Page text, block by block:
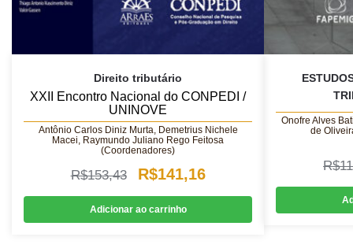
Direito tributário
XXII Encontro Nacional do CONPEDI /
UNINOVE
Antônio Carlos Diniz Murta, Demetrius Nichele
Macei, Raymundo Juliano Rego Feitosa
(Coordenadores)
R$153,43
O
preço
original
R$141,16O
preço
atual
Adicionar ao carrinho
Onofre Alves
de
R$